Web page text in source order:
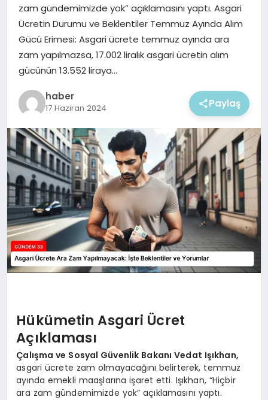
zam gündemimizde yok” açıklamasını yaptı. Asgari
Ücretin Durumu ve Beklentiler Temmuz Ayında Alım
Gücü Erimesi: Asgari ücrete temmuz ayında ara
zam yapılmazsa, 17.002 liralık asgari ücretin alım
gücünün 13.552 liraya…
haber
17 Haziran 2024 Paylaş
Hükümetin Asgari Ücret
Açıklaması
Çalışma ve Sosyal Güvenlik Bakanı Vedat Işıkhan,
asgari ücrete zam olmayacağını belirterek, temmuz
ayında emekli maaşlarına işaret etti. Işıkhan, “Hiçbir
ara zam gündemimizde yok” açıklamasını yaptı.